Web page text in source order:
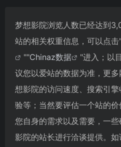
梦想影院浏览人数已经达到
站的相关权重信息，可以点击
""Chinaz数据
"进入；以
议您以爱站的数据为准，更
想影院的访问速度、搜索引
验等；当然要评估一个站的
您自身的需求以及需要，一
影院的站长进行洽谈提供。